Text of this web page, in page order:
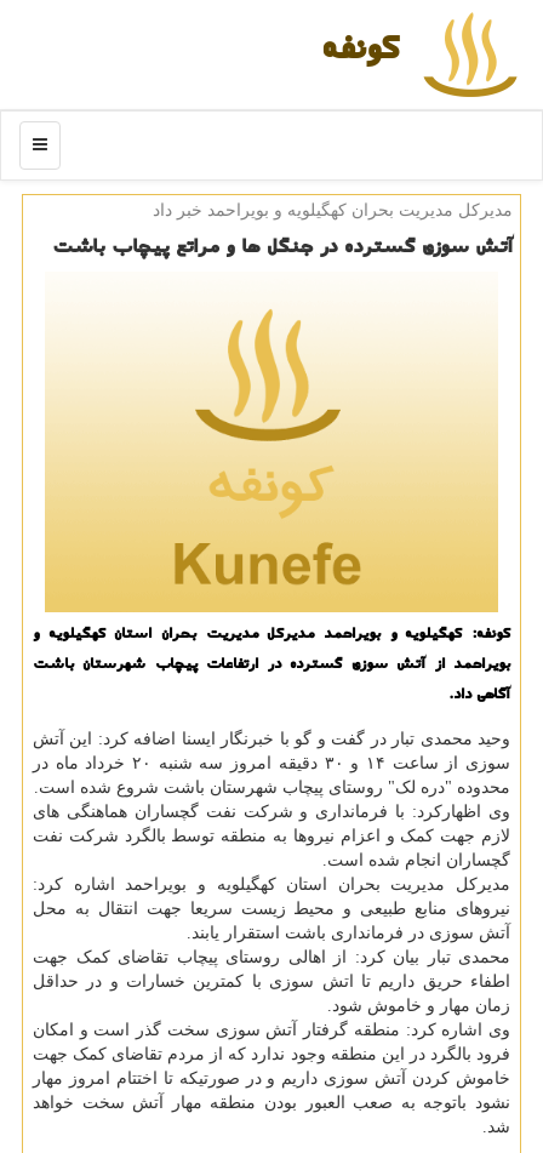
كونفه
منو
مدیركل مدیریت بحران كهگیلویه و بویراحمد خبر داد
آتش سوزی گسترده در جنگل ها و مراتع پیچاب باشت
كونفه: كهگیلویه و بویراحمد مدیركل مدیریت بحران استان كهگیلویه و
بویراحمد از آتش سوزی گسترده در ارتفاعات پیچاب شهرستان باشت
آگاهی داد.
وحید محمدی تبار در گفت و گو با خبرنگار ایسنا اضافه کرد: این آتش
سوزی از ساعت ۱۴ و ۳۰ دقیقه امروز سه شنبه ۲۰ خرداد ماه در
محدوده "دره لک" روستای پیچاب شهرستان باشت شروع شده است.
وی اظهارکرد: با فرمانداری و شرکت نفت گچساران هماهنگی های
لازم جهت کمک و اعزام نیروها به منطقه توسط بالگرد شرکت نفت
گچساران انجام شده است.
مدیرکل مدیریت بحران استان کهگیلویه و بویراحمد اشاره کرد:
نیروهای منابع طبیعی و محیط زیست سریعا جهت انتقال به محل
آتش سوزی در فرمانداری باشت استقرار یابند.
محمدی تبار بیان کرد: از اهالی روستای پیچاب تقاضای کمک جهت
اطفاء حریق داریم تا اتش سوزی با کمترین خسارات و در حداقل
زمان مهار و خاموش شود.
وی اشاره کرد: منطقه گرفتار آتش سوزی سخت گذر است و امکان
فرود بالگرد در این منطقه وجود ندارد که از مردم تقاضای کمک جهت
خاموش کردن آتش سوزی داریم و در صورتیکه تا اختتام امروز مهار
نشود باتوجه به صعب العبور بودن منطقه مهار آتش سخت خواهد
شد.